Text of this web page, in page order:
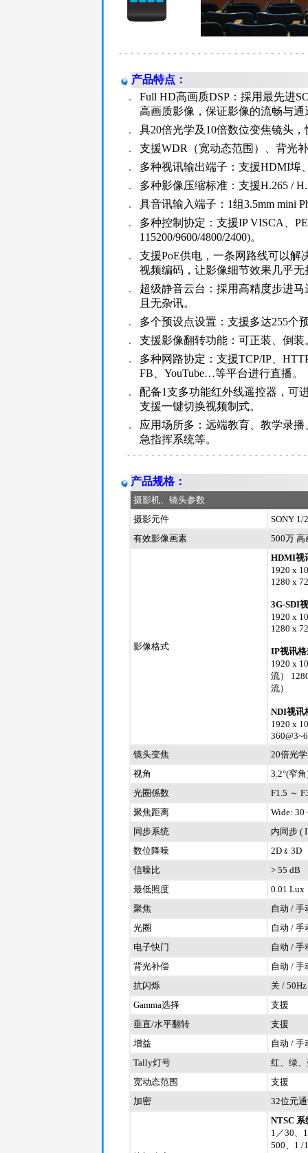
产品特点：
．
Full HD高画质DSP：採用最先进
高画质影像，保证影像的流畅与通
．
具20倍光学及10倍数位变焦镜头
．
支援WDR（宽动态范围）、背光
．
多种视讯输出端子：支援HDMI埠
．
多种影像压缩标准：支援H.265 /
．
具音讯输入端子：1组3.5mm mini
．
多种控制协定：支援IP VISCA、
115200/9600/4800/2400)。
．
支援PoE供电，一条网路线可以
视频编码，让影像细节效果几乎无
．
超级静音云台：採用高精度步进
且无杂讯。
．
多个预设点设置：支援多达255个
．
支援影像翻转功能：可正装、倒装
．
多种网路协定：支援TCP/IP、
FB、YouTube…等平台进行直播。
．
配备1支多功能红外线遥控器，可
支援一键切换视频制式。
．
应用场所多：远端教育、教学录
急指挥系统等。
产品规格：
摄影机、镜头参数
摄影元件
SONY 1/
有效影像画素
500万 高
影像格式
HDMI视
1920 x
1280 x
3G-SDI
1920 x
1280 x
IP视讯格
1920 x
流）
流）
NDI视讯
1920 x
镜头变焦
20倍光
视角
3.2°(窄
光圈係数
F1.5 ～
聚焦距离
Wide: 30
同步系统
内同步 (
数位降噪
2D﹠3D
信噪比
> 55 dB
最低照度
0.01 Lux
聚焦
自动 / 手
光圈
自动 / 手
电子快门
自动 / 手
背光补偿
自动 / 手
抗闪烁
关 /
Gamma选择
支援
垂直/水平翻转
支援
增益
自动 / 手
Tally灯号
红、绿
宽动态范围
支援
加密
32位元
NTSC 系
1／30、
500、1 /